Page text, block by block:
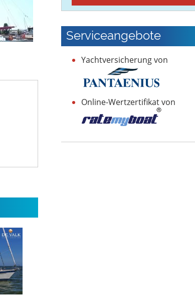
Serviceangebote
Yachtversicherung von
Online-Wertzertifikat von